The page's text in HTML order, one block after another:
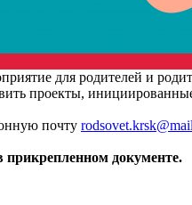
для родителей и
проекты,
почту
прикрепленном документе.